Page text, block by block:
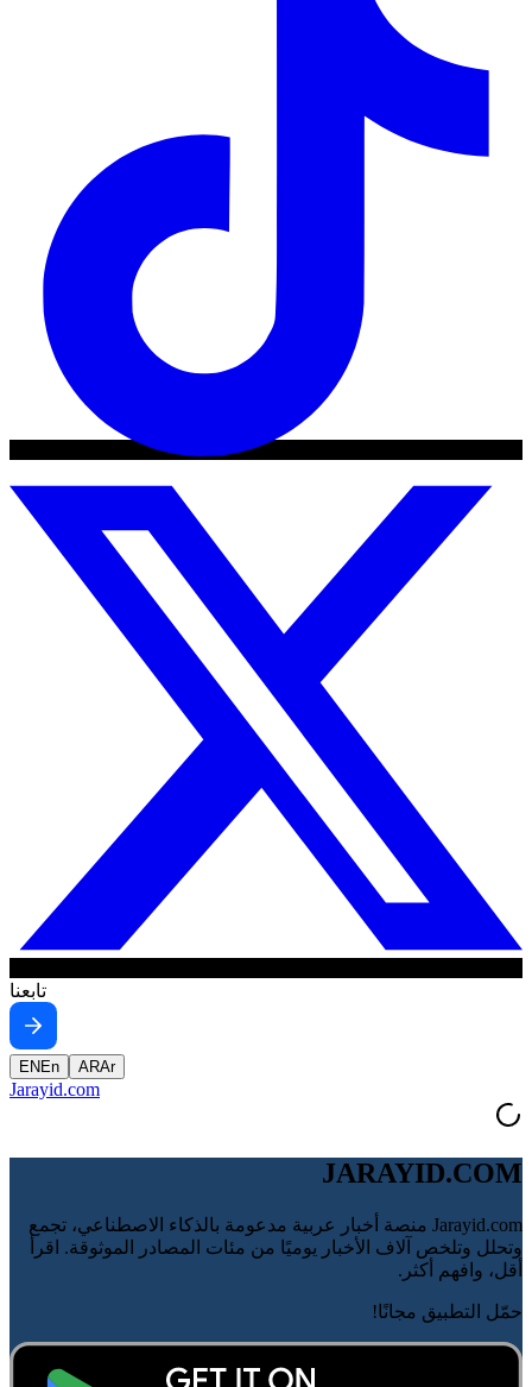
تابعنا
EN En ARAr
Jarayid.com
JARAYID.COM
Jarayid.com منصة أخبار عربية مدعومة بالذكاء الاصطناعي، تجمع
وتحلل وتلخص آلاف الأخبار يوميًا من مئات المصادر الموثوقة. اقرأ
أقل، وافهم أكثر.
حمّل التطبيق مجانًا!